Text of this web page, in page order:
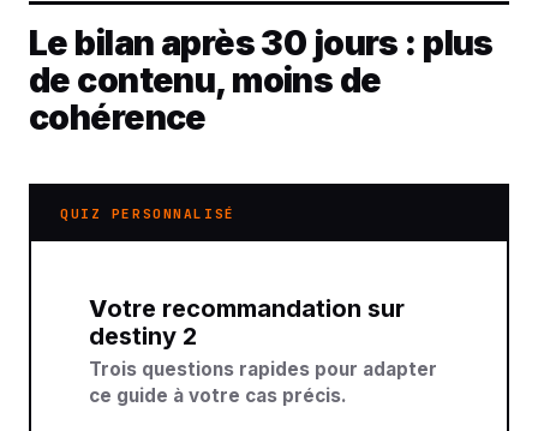
Le bilan après 30 jours : plus
de contenu, moins de
cohérence
QUIZ PERSONNALISÉ
Votre recommandation sur
destiny 2
Trois questions rapides pour adapter
ce guide à votre cas précis.